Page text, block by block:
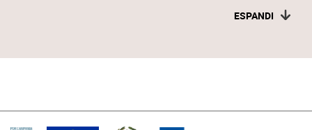
donazione ricevuta dall’Istituto italiano per gli studi storici.
ESPANDI